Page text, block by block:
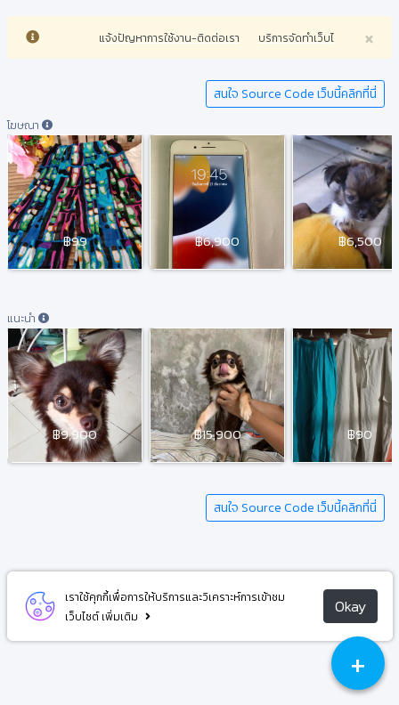
×
แจ้งปัญหาการใช้งาน-ติดต่อเรา บริการจัดทำเว็บไซต์ทุกประเภท
สนใจ Source Code เว็บนี้คลิกที่นี่
โฆษณา
฿99 ฿6,900 ฿6,500
แนะนำ
฿9,900 ฿15,900 ฿90
สนใจ Source Code เว็บนี้คลิกที่นี่
เราใช้คุกกี้เพื่อการให้บริการและวิเคราะห์การเข้าชม
เว็บไซต์ เพิ่มเติม Okay
+